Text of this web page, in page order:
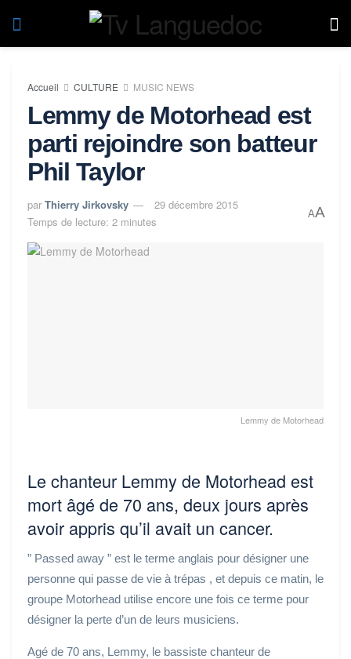
Accueil CULTURE MUSIC NEWS
Lemmy de Motorhead est
parti rejoindre son batteur
Phil Taylor
par Thierry Jirkovsky
29 décembre 2015
Temps de lecture: 2 minutes
AA
Lemmy de Motorhead
Le chanteur Lemmy de Motorhead est
mort âgé de 70 ans, deux jours après
avoir appris qu’il avait un cancer.
” Passed away ” est le terme anglais pour désigner une
personne qui passe de vie à trépas , et depuis ce matin, le
groupe Motorhead utilise encore une fois ce terme pour
désigner la perte d’un de leurs musiciens.
Agé de 70 ans, Lemmy, le bassiste chanteur de